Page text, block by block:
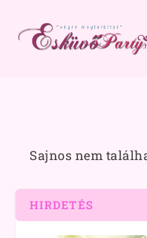
Sajnos nem
HIRDETÉS